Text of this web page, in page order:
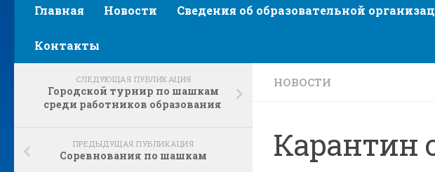
Главная Новости Сведения об образовательной
Контакты
НОВОСТИ
Карантин
СЛЕДУЮЩАЯ ПУБЛИКАЦИЯ
Городской турнир по шашкам
среди работников образования
ПРЕДЫДУЩАЯ ПУБЛИКАЦИЯ
Соревнования по шашкам